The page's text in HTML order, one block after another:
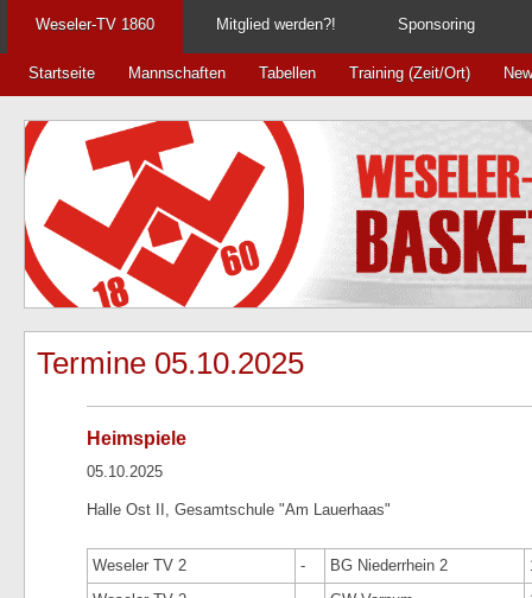
Weseler-TV 1860 Mitglied werden?! Sponsoring
Startseite Mannschaften Tabellen Training (Zeit/Ort)
Termine 05.10.2025
Heimspiele
05.10.2025
Halle Ost II, Gesamtschule "Am Lauerhaas"
Weseler TV 2 - BG Niederrhein 2